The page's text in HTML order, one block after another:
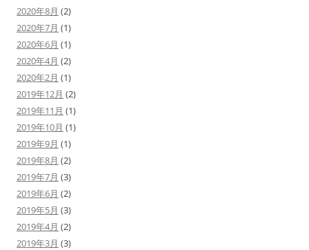
2020年8月 (2)
2020年7月 (1)
2020年6月 (1)
2020年4月 (2)
2020年2月 (1)
2019年12月 (2)
2019年11月 (1)
2019年10月 (1)
2019年9月 (1)
2019年8月 (2)
2019年7月 (3)
2019年6月 (2)
2019年5月 (3)
2019年4月 (2)
2019年3月 (3)